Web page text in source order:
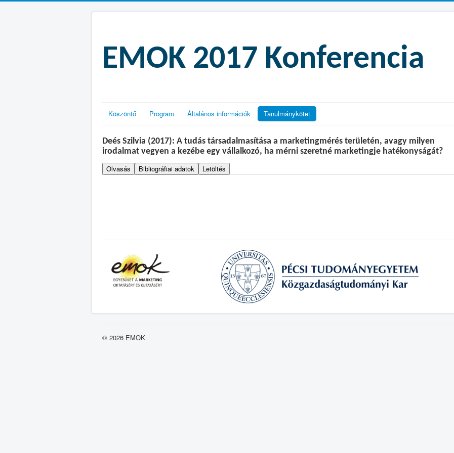
EMOK 2017 Konferencia
Köszöntő Program Általános információk Tanulmánykötet
Deés Szilvia (2017): A tudás társadalmasítása a marketingmérés területén, avagy milyen
irodalmat vegyen a kezébe egy vállalkozó, ha mérni szeretné marketingje hatékonyságát?
Olvasás
Bibliográfiai adatok Letöltés
© 2026 EMOK